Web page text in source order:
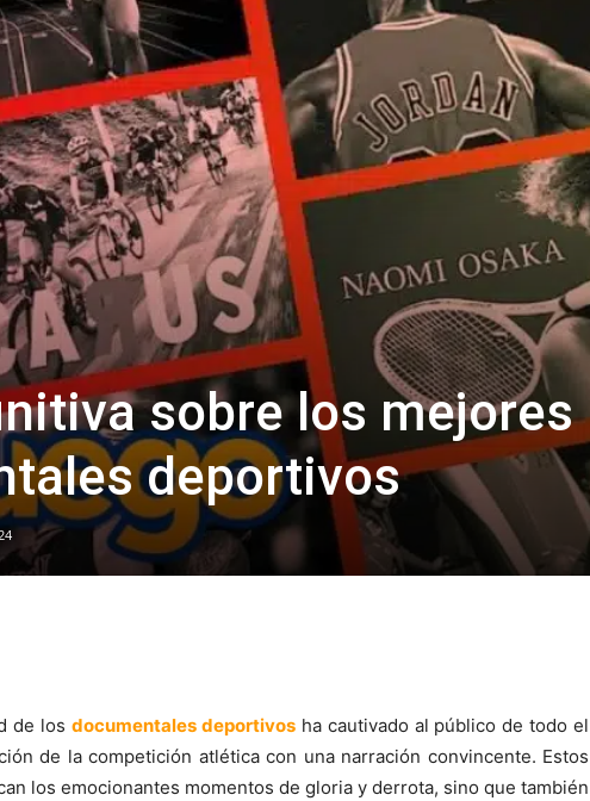
sobre los mejores
deportivos
de losdocumentales deportivosha cautivado al público de todo el
de la competición atlética con una narración convincente. Estos
los emocionantes momentos de gloria y derrota, sino que también